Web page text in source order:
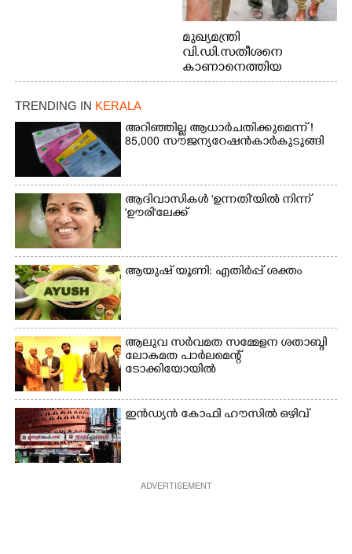
മുഖ്യമന്ത്രി
വി.ഡി.സതീശനെ
കാണാനെത്തിയ
മോഹനൻ നായർ
TRENDING IN KERALA
അറിഞ്ഞില്ല ആധാർ ചതിക്കുമെന്ന് !
85,000 സൗജന്യ റേഷൻകാർ കുടുങ്ങി
ആദിവാസികൾ 'ഉന്നതി'യിൽ നിന്ന്
'ഊരി'ലേക്ക്
ആയുഷ് യൂണി: എതിർപ്പ് ശക്തം
ആലുവ സർവമത സമ്മേളന ശതാബ്ദി
ലോകമത പാർലമെന്റ്
ടോക്കിയോയിൽ
ഇൻഡ്യൻ കോഫി ഹൗസിൽ ഒഴിവ്
ADVERTISEMENT